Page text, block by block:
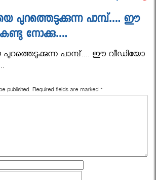
പുറത്തെടുക്കുന്ന പാമ്പ്…. ഈ
നോക്കു….
പുറത്തെടുക്കുന്ന പാമ്പ്.... ഈ വീഡിയോ
published. Required fields are marked *